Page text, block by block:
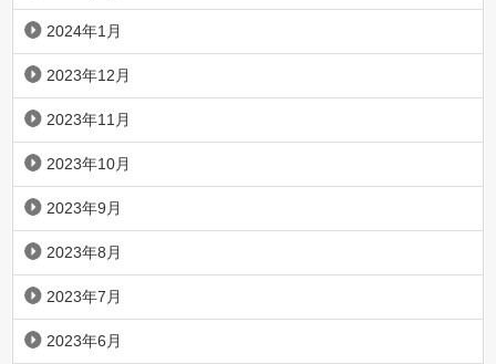
2024年1月
2023年12月
2023年11月
2023年10月
2023年9月
2023年8月
2023年7月
2023年6月